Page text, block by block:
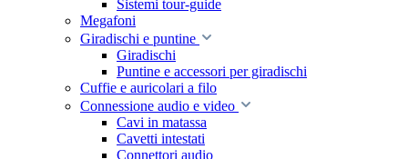
Sistemi tour-guide
Megafoni
Giradischi e puntine
Giradischi
Puntine e accessori per giradischi
Cuffie e auricolari a filo
Connessione audio e video
Cavi in matassa
Cavetti intestati
Connettori audio